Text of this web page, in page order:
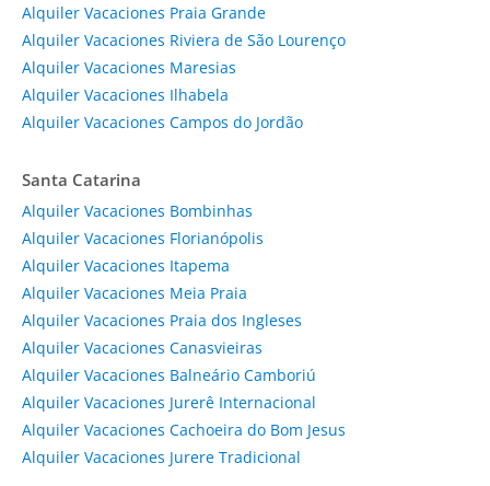
Alquiler Vacaciones Praia Grande
Alquiler Vacaciones Riviera de São Lourenço
Alquiler Vacaciones Maresias
Alquiler Vacaciones Ilhabela
Alquiler Vacaciones Campos do Jordão
Santa Catarina
Alquiler Vacaciones Bombinhas
Alquiler Vacaciones Florianópolis
Alquiler Vacaciones Itapema
Alquiler Vacaciones Meia Praia
Alquiler Vacaciones Praia dos Ingleses
Alquiler Vacaciones Canasvieiras
Alquiler Vacaciones Balneário Camboriú
Alquiler Vacaciones Jurerê Internacional
Alquiler Vacaciones Cachoeira do Bom Jesus
Alquiler Vacaciones Jurere Tradicional